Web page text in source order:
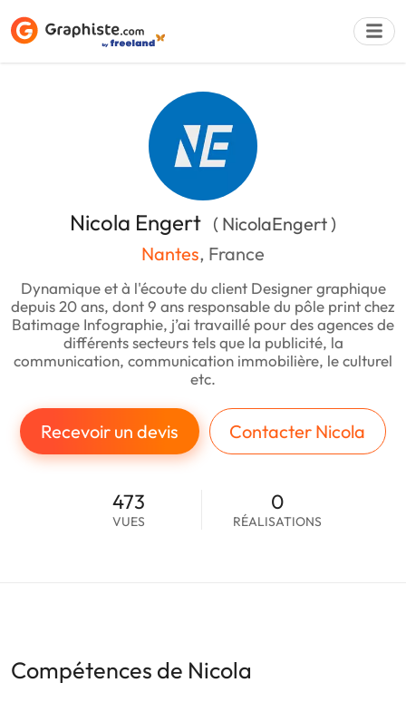
Nicola Engert ( NicolaEngert )
Nantes, France
Dynamique et à l'écoute du client Designer graphique
depuis 20 ans, dont 9 ans responsable du pôle print chez
Batimage Infographie, j’ai travaillé pour des agences de
différents secteurs tels que la publicité, la
communication, communication immobilière, le culturel
etc.
Recevoir un devis Contacter Nicola
473
VUES
0
RÉALISATIONS
Compétences de Nicola